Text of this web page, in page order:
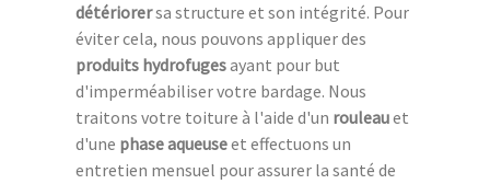
détériorersa structure et son intégrité. Pour
éviter cela, nous pouvons appliquer des
produits hydrofugesayant pour but
d'imperméabiliser votre bardage. Nous
traitons votre toiture à l'aide d'un rouleauet
d'une phase aqueuseet effectuons un
entretien mensuel pour assurer la santé de